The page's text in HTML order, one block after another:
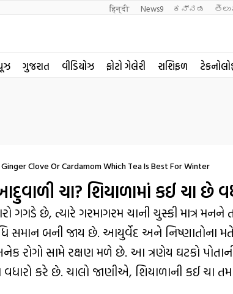
हिन्दी News9 ಕನ್ನಡ
ગુજરાત વીડિયોઝ ફોટો ગેલેરી રાશિફળ
Ginger Clove Or Cardamom Which Tea Is Best For Winter
ચા? શિયાળામાં કઈ ચા છે
ગગડે છે, ત્યારે ગરમાગરમ ચાની ચુસ્કી માત્ર
સમાન બની જાય છે. આયુર્વેદ અને નિષ્ણાતોના
રોગો સામે રક્ષણ મળે છે. આ ત્રણેય ઘટકો
વધારો કરે છે. ચાલો જાણીએ, શિયાળાની કઈ ચા